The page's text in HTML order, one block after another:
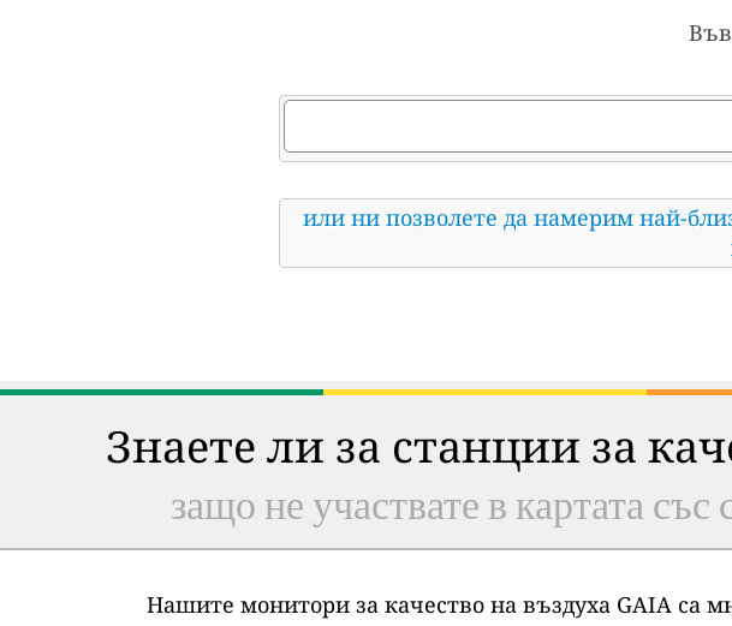
или ни позволете да намерим най-
Знаете ли за станции за
защо не участвате в картата със
Нашите монитори за качество на въздуха GAIA са